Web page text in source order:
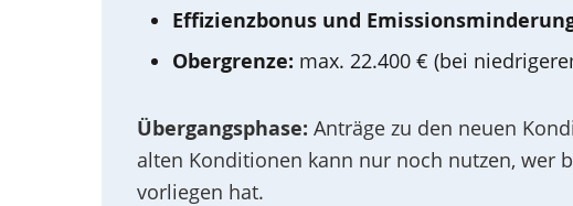
Effizienzbonus und
Obergrenze: max. 22.400 € (bei
Übergangsphase: Anträge zu den neuen
alten Konditionen kann nur noch nutzen, wer
vorliegen hat.